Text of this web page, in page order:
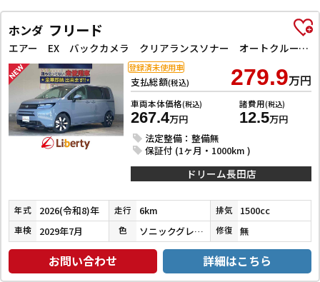
ホンダ フリード
エアー EX バックカメラ クリアランスソナー オートクルーズコントロール レーンアシスト 衝突被害軽減システム 両側電動スライドドア オートライト LEDヘッドランプ スマートキー 電動格納ミラー シートヒーター
支払総額(税込) 279.9万円
車両本体価格(税込)
267.4万円
諸費用(税込)
12.5万円
法定整備：整備無
保証付 (1ヶ月・1000km )
登録済未使用車
ドリーム長田店
年式 2026(令和8)年 走行 6km 排気 1500cc
車検 2029年7月 色 ソニックグレーパール 修復 無
お問い合わせ 詳細はこちら